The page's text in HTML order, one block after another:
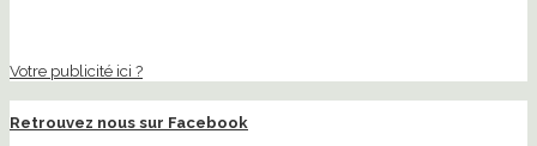
Votre publicité ici ?
Retrouvez nous sur Facebook